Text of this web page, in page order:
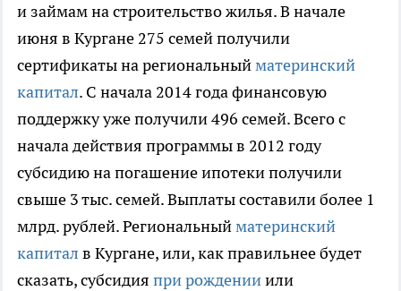
и займам на строительство жилья.В начале
июня в Кургане 275 семей получили
сертификаты на региональныйматеринский
капитал. С начала 2014 года финансовую
поддержку уже получили 496 семей. Всего с
начала действия программы в 2012 году
субсидию на погашение ипотеки получили
свыше 3 тыс. семей. Выплаты составили более 1
млрд. рублей. Региональныйматеринский
капитал в Кургане, или, как правильнее будет
сказать, субсидия при рожденииили